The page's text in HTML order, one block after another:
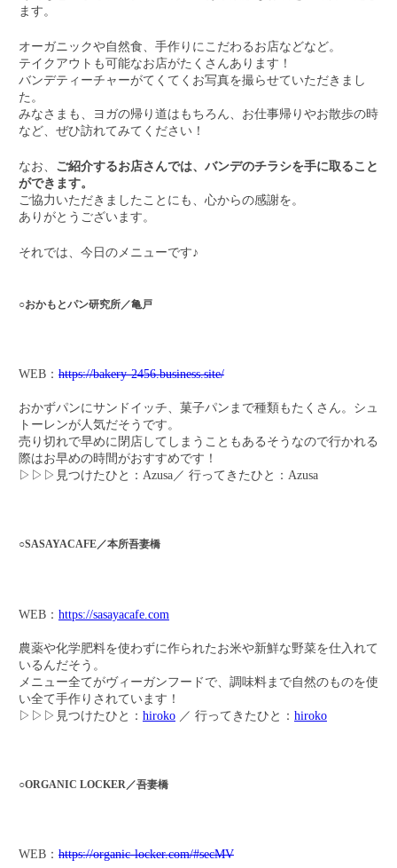
ます。
オーガニックや自然食、手作りにこだわるお店などなど。
テイクアウトも可能なお店がたくさんあります！
バンデティーチャーがてくてくお写真を撮らせていただきまし
た。
みなさまも、ヨガの帰り道はもちろん、お仕事帰りやお散歩の時
など、ぜひ訪れてみてください！
なお、 ご紹介するお店さんでは、バンデのチラシを手に取ること
ができます。
ご協力いただきましたことにも、心からの感謝を。
ありがとうございます。
それでは、今日のメニューです♪
○おかもとパン研究所／亀戸
WEB： https://bakery-2456.business.site/
おかずパンにサンドイッチ、菓子パンまで種類もたくさん。シュ
トーレンが人気だそうです。
売り切れで早めに閉店してしまうこともあるそうなので行かれる
際はお早めの時間がおすすめです！
▷▷▷見つけたひと：Azusa／ 行ってきたひと：Azusa
○SASAYACAFE／本所吾妻橋
WEB： https://sasayacafe.com
農薬や化学肥料を使わずに作られたお米や新鮮な野菜を仕入れて
いるんだそう。
メニュー全てがヴィーガンフードで、調味料まで自然のものを使
い全て手作りされています！
▷▷▷見つけたひと： hiroko／ 行ってきたひと： hiroko
○ORGANIC LOCKER／吾妻橋
WEB： https://organic-locker.com/#secMV